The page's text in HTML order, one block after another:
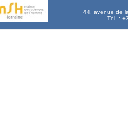
44, avenue de
Tél. :